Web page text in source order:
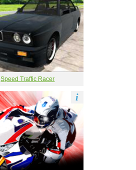
Speed Traffic Racer
i